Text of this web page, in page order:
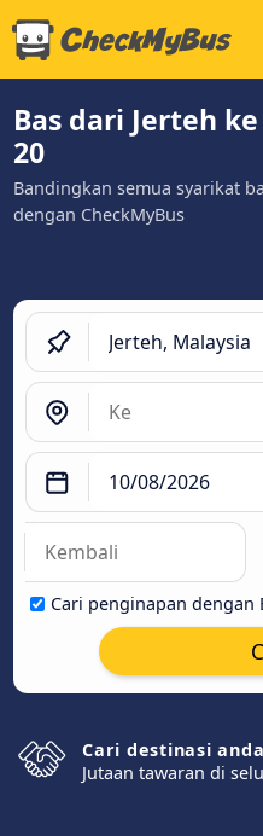
Bas dari Jerteh
20
Bandingkan semua syarikat
dengan CheckMyBus
Cari penginapan dengan
Cari destinasi anda
Jutaan tawaran di